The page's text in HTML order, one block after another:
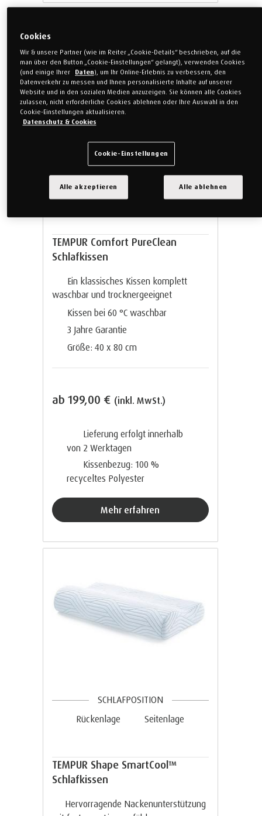
SCHLAFPOSITION
Bauchlage
Rückenlage
Seitenlage
Alle
TEMPUR Comfort PureClean
Schlafkissen
Ein klassisches Kissen komplett
waschbar und trocknergeeignet
Kissen bei 60 °C waschbar
3 Jahre Garantie
Größe: 40 x 80 cm
ab 199,00 € (inkl. MwSt.)
Lieferung erfolgt innerhalb
von 2 Werktagen
Kissenbezug: 100 %
recyceltes Polyester
Mehr erfahren
SCHLAFPOSITION
Rückenlage
Seitenlage
TEMPUR Shape SmartCool™
Schlafkissen
Hervorragende Nackenunterstützung
Cookies
Wir & unsere Partner (wie im Reiter „Cookie-Details“ beschrieben, auf die
man über den Button „Cookie-Einstellungen“ gelangt), verwenden Cookies
(und einige Ihrer
Daten), um Ihr Online-Erlebnis zu verbessern, den
Datenverkehr zu messen und Ihnen personalisierte Inhalte auf unserer
Website und in den sozialen Medien anzuzeigen. Sie können alle Cookies
zulassen, nicht erforderliche Cookies ablehnen oder Ihre Auswahl in den
Cookie-Einstellungen aktualisieren.
Datenschutz & Cookies
Cookie-Einstellungen
Alle ablehnen
Alle akzeptieren